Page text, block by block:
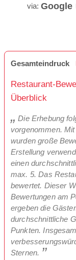
via: Google
Gesamteindruck
Restaurant-
Überblick
Die Erhebung
vorgenommen.
wurden große
Erstellung
einen
max. 5. Das
bewertet. Dieser
Bewertungen am
ergeben die
durchschnittliche
Punkten.
Sternen.